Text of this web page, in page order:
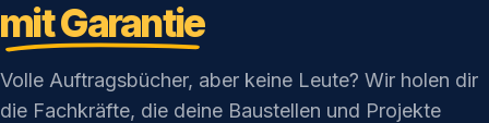
mit Garantie
Volle Auftragsbücher, aber keine Leute? Wir holen dir
die Fachkräfte, die deine Baustellen und Projekte